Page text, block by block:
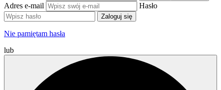
Adres e-mail Hasło
Zaloguj się
Nie pamiętam hasła
lub